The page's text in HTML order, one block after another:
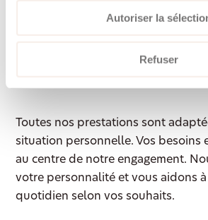
Autoriser la
Refuser
aux troubles cognitifs ou moteurs
Toutes nos prestations sont
situation personnelle. Vos besoins
au centre de notre engagement.
votre personnalité et vous aidons
quotidien selon vos souhaits.